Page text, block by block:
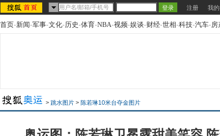
注册 我
首页-新闻-军事-文化-历史-体育-NBA-视频-娱谈-财经-世相-科技-汽车-房
> 跳水图片 > 陈若琳10米台夺金图片